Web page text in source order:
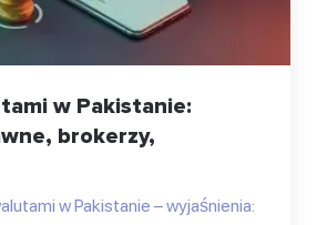
w Pakistanie:
brokerzy,
w Pakistanie – wyjaśnienia: